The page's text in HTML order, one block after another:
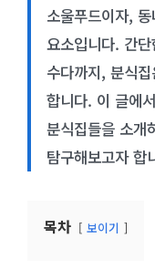
소울푸드이자,
요소입니다. 간
수다까지, 분식
합니다. 이 글에
분식집들을 소개
탐구해보고자 합
목차 보이기